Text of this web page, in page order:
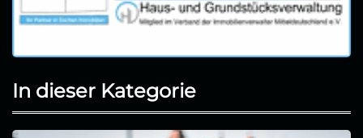
In dieser Kategorie